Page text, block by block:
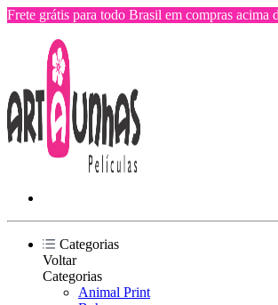
Frete grátis para todo Brasil em compras acima
Categorias
Voltar
Categorias
Animal Print